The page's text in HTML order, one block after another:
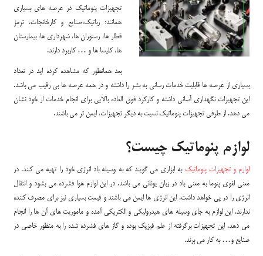
تجهیزات پنوماتیک در عرصه های بسیاری
همانند: رباتیک،صنایع و کارخانجات، ترمز
قطار ها، رستوران ها، شهرداری ها، بیمارستان
ها، کلیسا ها و … کاربرد دارند.
بعد همانطور که مشاهده کرده اید در تعداد
بسیاری از عرصه ها قابلیت خدمات رسانی به بشر را داشته و در همه عرصه ها بی رقیب می باشد.
این تجهیزات نگهداری آسانی داشته و کارکرد فوق العاده بالایی برای انجام خدمات از خود نشان
می دهد. از طرفی تجهیزات پنوماتیک نسبت به دیگر تجهیزات، ایمن تر می باشند.
لوازم پنوماتیک چیست؟
لوازم و تجهیزات پنوماتیک به ابزاری می گویند که به وسیله باد انرژی خود را تهیه می کنند. در
معنی لغوی پنوما به معنی باد در زبان یونانی می باشد. در این لوازم هوا فشرده می بشود و انتقال
انرژی را در پی خواهد داشت. این انرژی ها ایمن می باشند و قیمت بسیاری نیز برای مصرف کننده
ندارند. این لوازم به جای وسیله های هیدرولیکی و الکتریکی آمده و ماموریت های آن ها را انجام
می دهد. این تجهیزات برگرفته از علم فیزیک بوده و گاز های فشرده شده را به منظور خاصی در
صنایع و… به کار می برند.